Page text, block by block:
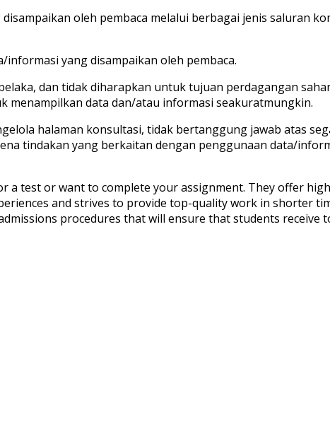
oleh pembaca melalui berbagai jenis saluran
yang disampaikan oleh pembaca.
dan tidak diharapkan untuk tujuan perdagangan
menampilkan data dan/atau informasi seakuratmungkin.
halaman konsultasi, tidak bertanggung jawab atas
tindakan yang berkaitan dengan penggunaan data/
a test or want to complete your assignment. They offer
and strives to provide top-quality work in shorter
procedures that will ensure that students receive